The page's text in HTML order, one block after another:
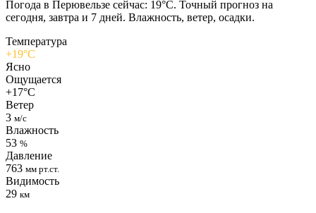
Погода в Перювельзе сейчас: 19°C. Точный прогноз на
сегодня, завтра и 7 дней. Влажность, ветер, осадки.
Температура
+19°C
Ясно
Ощущается
+17°C
Ветер
3 м/с
Влажность
53 %
Давление
763 мм рт.ст.
Видимость
29 км